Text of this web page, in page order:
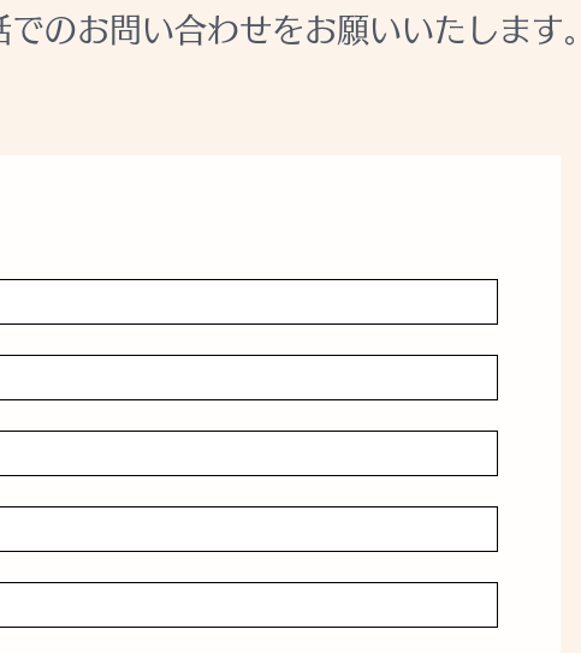
のお問い合わせをお願いいたします。